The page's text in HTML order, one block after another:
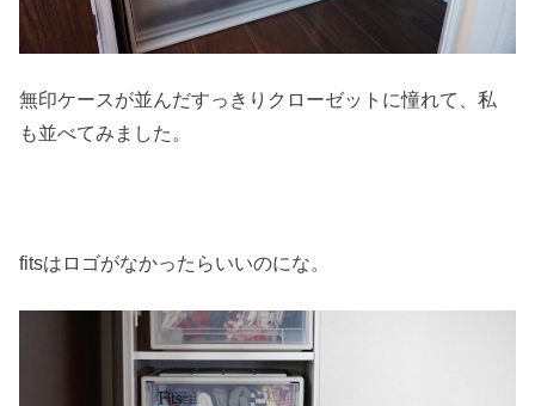
無印ケースが並んだすっきりクローゼットに憧れて、私
も並べてみました。
fitsはロゴがなかったらいいのにな。